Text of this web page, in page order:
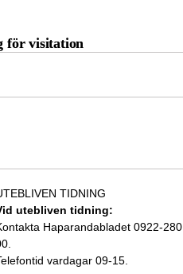
för visitation
TIDNING
utebliven tidning:
Haparandabladet 0922-280
vardagar 09-15.